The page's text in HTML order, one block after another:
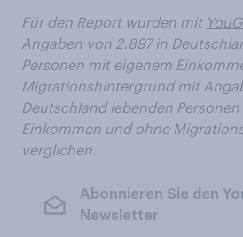
Für den Report wurden mit
Angaben von 2.897 in
Personen mit eigenem
Migrationshintergrund mit
Deutschland lebenden
Einkommen und ohne
verglichen.
Abonnieren Sie den
Newsletter